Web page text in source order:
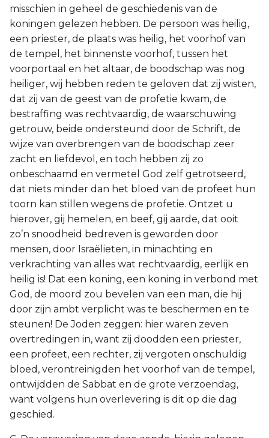
misschien in geheel de geschiedenis van de
koningen gelezen hebben. De persoon was heilig,
een priester, de plaats was heilig, het voorhof van
de tempel, het binnenste voorhof, tussen het
voorportaal en het altaar, de boodschap was nog
heiliger, wij hebben reden te geloven dat zij wisten,
dat zij van de geest van de profetie kwam, de
bestraffing was rechtvaardig, de waarschuwing
getrouw, beide ondersteund door de Schrift, de
wijze van overbrengen van de boodschap zeer
zacht en liefdevol, en toch hebben zij zo
onbeschaamd en vermetel God zelf getrotseerd,
dat niets minder dan het bloed van de profeet hun
toorn kan stillen wegens de profetie. Ontzet u
hierover, gij hemelen, en beef, gij aarde, dat ooit
zo’n snoodheid bedreven is geworden door
mensen, door Israëlieten, in minachting en
verkrachting van alles wat rechtvaardig, eerlijk en
heilig is! Dat een koning, een koning in verbond met
God, de moord zou bevelen van een man, die hij
door zijn ambt verplicht was te beschermen en te
steunen! De Joden zeggen: hier waren zeven
overtredingen in, want zij doodden een priester,
een profeet, een rechter, zij vergoten onschuldig
bloed, verontreinigden het voorhof van de tempel,
ontwijdden de Sabbat en de grote verzoendag,
want volgens hun overlevering is dit op die dag
geschied.